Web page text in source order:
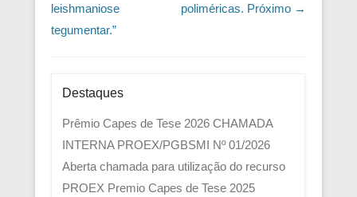
leishmaniose
tegumentar.”
poliméricas. Próximo →
Destaques
Prêmio Capes de Tese 2026 CHAMADA
INTERNA PROEX/PGBSMI Nº 01/2026
Aberta chamada para utilização do recurso
PROEX Premio Capes de Tese 2025